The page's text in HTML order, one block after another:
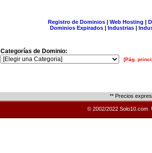
Registro de Dominios| Web Hosting |
Dominios Expirados | Industrias |
Categorías de Dominio:
[Pág.
** Precios
© 2002/2022 Solo10.com